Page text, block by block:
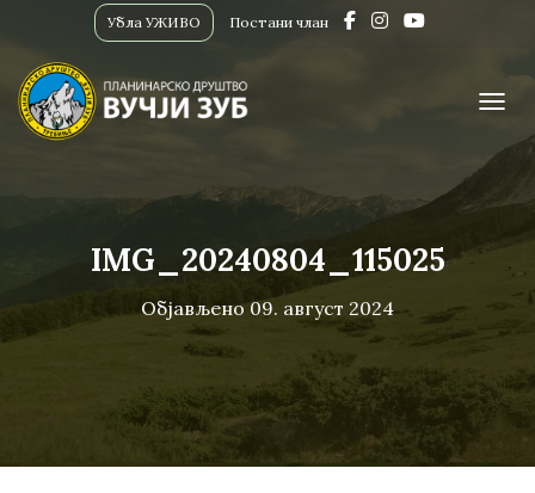
Убла УЖИВО Постани члан
IMG_20240804_115025
Објављено09. август 2024